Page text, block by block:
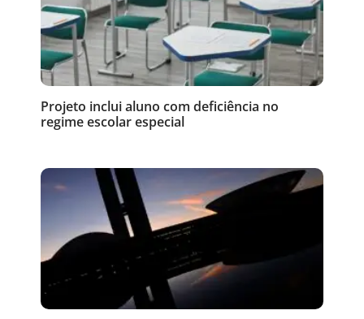
Projeto inclui aluno com deficiência no
regime escolar especial